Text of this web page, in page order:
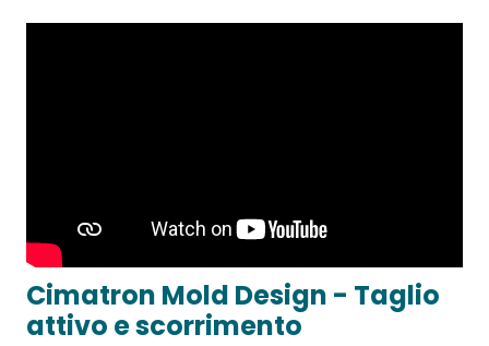
Cimatron Mold Design - Taglio
attivo e scorrimento